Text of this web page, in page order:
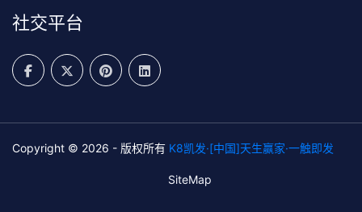
社交平台
Copyright © 2026 - 版权所有 K8凯发·[中国]天生赢家·一触即发
SiteMap